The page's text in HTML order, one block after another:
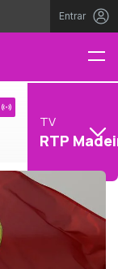
Entrar
TV
RTP